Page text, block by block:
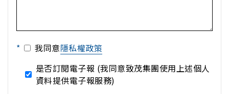
* 我同意隱私權政策
是否訂閱電子報 (我同意致茂集團使用上述個人
資料提供電子報服務)